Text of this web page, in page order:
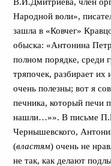
Народной воли»,
зашла в «Ковчег»
обыска: «Антонина
полном порядке, среди
тряпочек, разбирает
очень полезны; вот я
печника, который печи
нашли…»». В письме
Чернышевского,
(властям) очень не
не так, как делают